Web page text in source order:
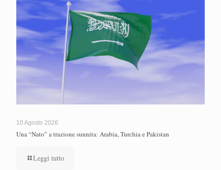
10 Agosto 2026
Una “Nato” a trazione sunnita: Arabia, Turchia e Pakistan
Leggi tutto